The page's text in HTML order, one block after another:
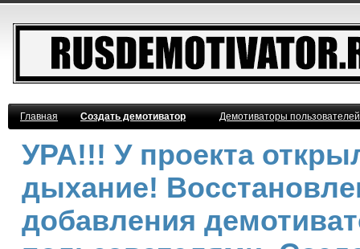
Главная Создать демотиватор Демотиваторы
УРА!!! У проекта
дыхание!
добавления